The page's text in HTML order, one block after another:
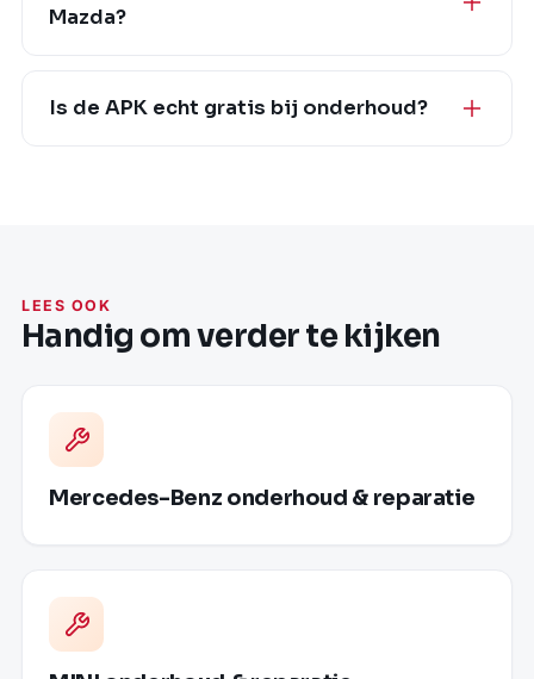
Mazda?
Is de APK echt gratis bij onderhoud?
LEES OOK
Handig om verder te kijken
Mercedes-Benz onderhoud & reparatie